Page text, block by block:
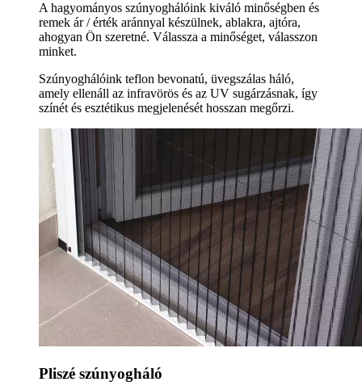
A hagyományos szúnyoghálóink kiváló minőségben és
remek ár / érték aránnyal készülnek, ablakra, ajtóra,
ahogyan Ön szeretné. Válassza a minőséget, válasszon
minket.
Szúnyoghálóink teflon bevonatú, üvegszálas háló,
amely ellenáll az infravörös és az UV sugárzásnak, így
színét és esztétikus megjelenését hosszan megőrzi.
Pliszé szúnyogháló